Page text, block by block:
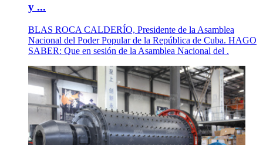
y ...
BLAS ROCA CALDERÍO, Presidente de la Asamblea
Nacional del Poder Popular de la República de Cuba. HAGO
SABER: Que en sesión de la Asamblea Nacional del .